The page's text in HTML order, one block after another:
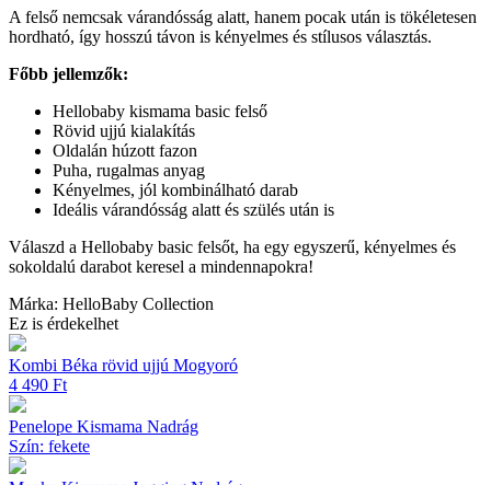
A felső nemcsak várandósság alatt, hanem pocak után is tökéletesen
hordható, így hosszú távon is kényelmes és stílusos választás.
Főbb jellemzők:
Hellobaby kismama basic felső
Rövid ujjú kialakítás
Oldalán húzott fazon
Puha, rugalmas anyag
Kényelmes, jól kombinálható darab
Ideális várandósság alatt és szülés után is
Válaszd a Hellobaby basic felsőt, ha egy egyszerű, kényelmes és
sokoldalú darabot keresel a mindennapokra!
Márka: HelloBaby Collection
Ez is érdekelhet
Kombi Béka rövid ujjú Mogyoró
4 490 Ft
Penelope Kismama Nadrág
Szín: fekete